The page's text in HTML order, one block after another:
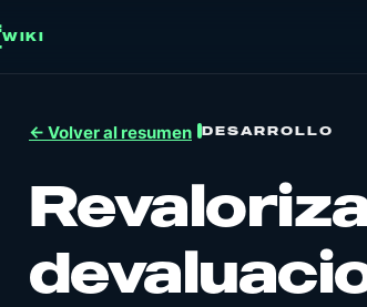
WIKI
← Volver al resumen DESARROLLO